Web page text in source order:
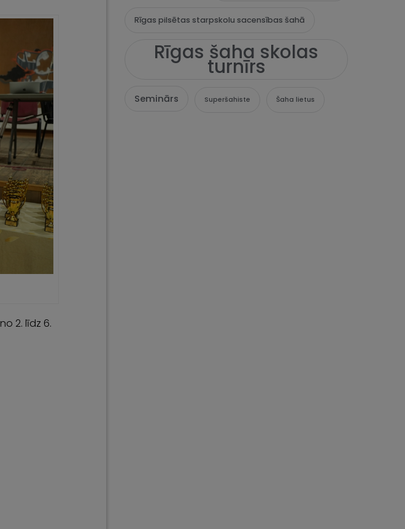
no 2. līdz 6.
Rīgas pilsētas starpskolu sacensības šahā
Rīgas šaha skolas
turnīrs
Seminārs Superšahiste Šaha lietus